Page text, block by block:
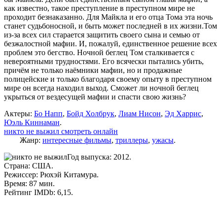
как известно, такое преступление в преступном мире не
проходит безнаказанно. Для Майкла и его отца Тома эта ночь
станет судьбоносной, и быть может последней в их жизни.Том
из-за всех сил старается защитить своего сына и семью от
безжалостной мафии. И, пожалуй, единственное решение всех
проблем это бегство. Ночной беглец Том сталкивается с
невероятными трудностями. Его всячески пытались убить,
причём не только наёмники мафии, но и продажные
полицейские и только благодаря своему опыту в преступном
мире он всегда находил выход. Сможет ли ночной беглец
укрыться от вездесущей мафии и спасти свою жизнь?
Актеры: Бо Напп, Бойд Холбрук, Лиам Нисон, Эд Харрис,
Юэль Киннаман.
никто не выжил смотреть онлайн
Жанр: интересные фильмы, триллеры, ужасы.
Год выпуска: 2012.
Страна: США.
Режиссер: Рюхэй Китамура.
Время: 87 мин.
Рейтинг IMDb: 6,15.